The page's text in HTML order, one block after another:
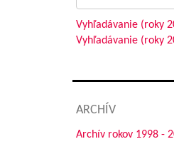
for:
Vyhľadávanie (roky
Vyhľadávanie (roky
ARCHÍV
Archív rokov 1998 -